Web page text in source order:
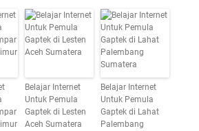
Belajar Internet
Untuk Pemula
Gaptek di Lesten
Aceh Sumatera
Belajar Internet
Untuk Pemula
Gaptek di Lahat
Palembang